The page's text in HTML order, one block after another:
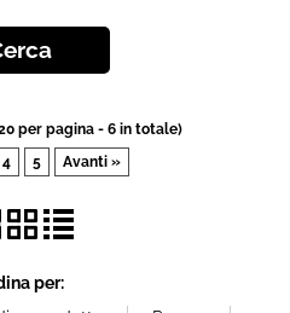
e Occasioni
Officina
per pagina - 6 in totale)
4 5 Avanti »
per: